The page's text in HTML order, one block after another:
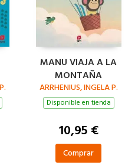
MANU VIAJA A LA
MONTAÑA
ARRHENIUS, INGELA P.
Disponible en tienda
10,95 €
Comprar